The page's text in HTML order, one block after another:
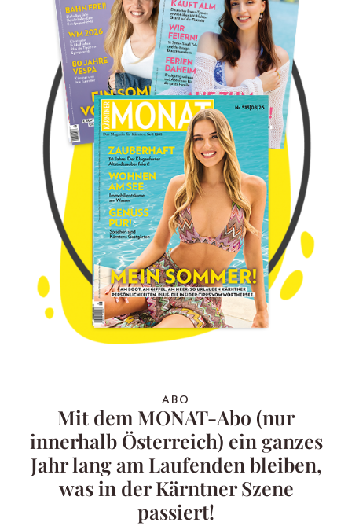
ABO
Mit dem MONAT-Abo (nur
innerhalb Österreich) ein ganzes
Jahr lang am Laufenden bleiben,
was in der Kärntner Szene
passiert!